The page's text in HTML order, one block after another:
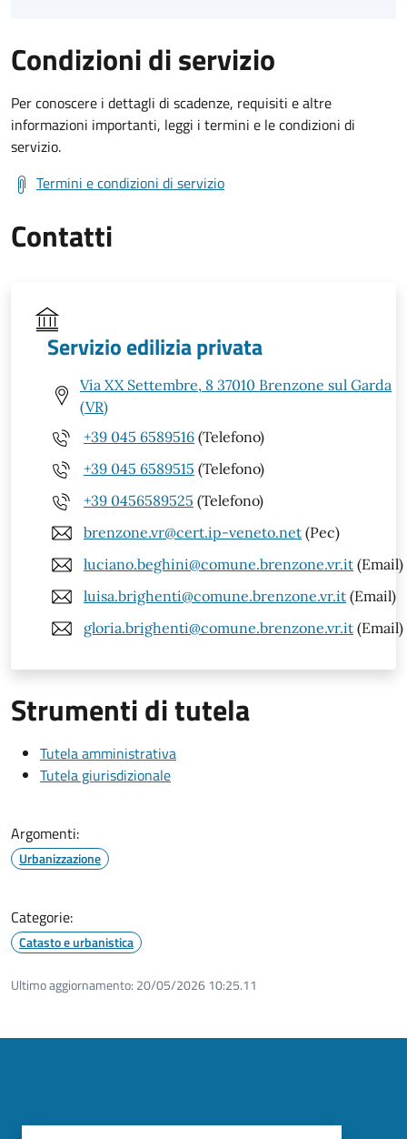
Condizioni di servizio
Per conoscere i dettagli di scadenze, requisiti e altre
informazioni importanti, leggi i termini e le condizioni di
servizio.
Termini e condizioni di servizio
Contatti
Servizio edilizia privata
Via XX Settembre, 8 37010 Brenzone sul Garda
(VR)
+39 045 6589516 (Telefono)
+39 045 6589515 (Telefono)
+39 0456589525 (Telefono)
brenzone.vr@cert.ip-veneto.net (Pec)
luciano.beghini@comune.brenzone.vr.it (Email)
luisa.brighenti@comune.brenzone.vr.it (Email)
gloria.brighenti@comune.brenzone.vr.it (Email)
Strumenti di tutela
Tutela amministrativa
Tutela giurisdizionale
Argomenti:
Urbanizzazione
Categorie:
Catasto e urbanistica
Ultimo aggiornamento: 20/05/2026 10:25.11